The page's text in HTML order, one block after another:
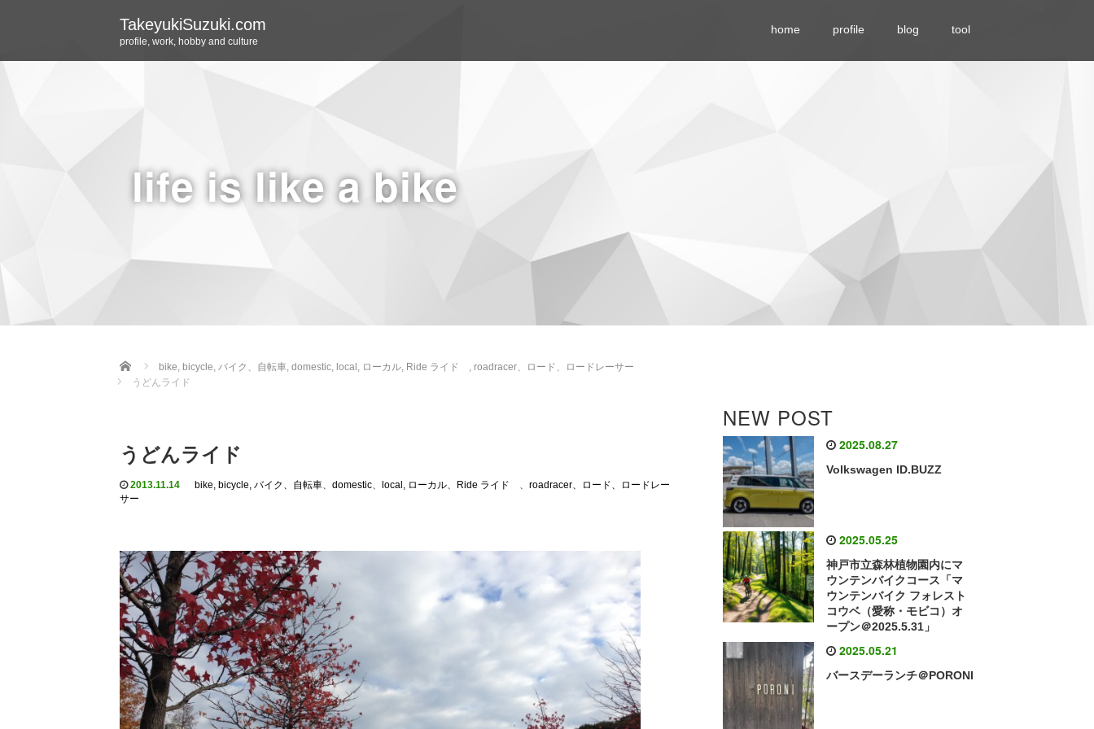
TakeyukiSuzuki.com
profile, work, hobby and culture
home profile blog tool
life is like a bike
Home bike, bicycle, バイク、自転車, domestic, local, ローカル, Ride ライド , roadracer、ロード、ロードレーサー
うどんライド
うどんライド
2013.11.14 bike, bicycle, バイク、自転車、 domestic、 local, ローカル、 Ride ライド 、 roadracer、ロード、ロードレー
サー
NEW POST
2025.08.27
Volkswagen ID.BUZZ
2025.05.25
神戸市立森林植物園内にマ
ウンテンバイクコース「マ
ウンテンバイク フォレスト
コウベ（愛称・モビコ）オ
ープン＠2025.5.31」
2025.05.21
バースデーランチ＠PORONI